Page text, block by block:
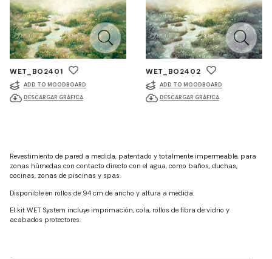
WET_BO2401
ADD TO MOODBOARD
DESCARGAR GRÁFICA
WET_BO2402
ADD TO MOODBOARD
DESCARGAR GRÁFICA
Revestimiento de pared a medida, patentado y totalmente impermeable, para
zonas húmedas con contacto directo con el agua, como baños, duchas,
cocinas, zonas de piscinas y spas.
Disponible en rollos de 94 cm de ancho y altura a medida.
El kit WET System incluye imprimación, cola, rollos de fibra de vidrio y
acabados protectores.